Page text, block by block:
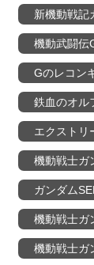
新機動戦記
機動武闘伝
Gのレコン
鉄血のオル
エクストリ
機動戦士ガ
ガンダム
機動戦士ガ
機動戦士ガ